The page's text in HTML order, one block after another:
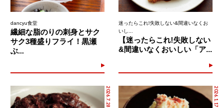
dancyu食堂
繊細な脂のりの刺身とサク
サク3種盛りフライ！黒瀬
ぶ...
迷ったらこれ!失敗しない&間違いなくお
いし...
【迷ったらこれ!失敗しない
&間違いなくおいしい「ア...
2026.7.28 2026.1.17